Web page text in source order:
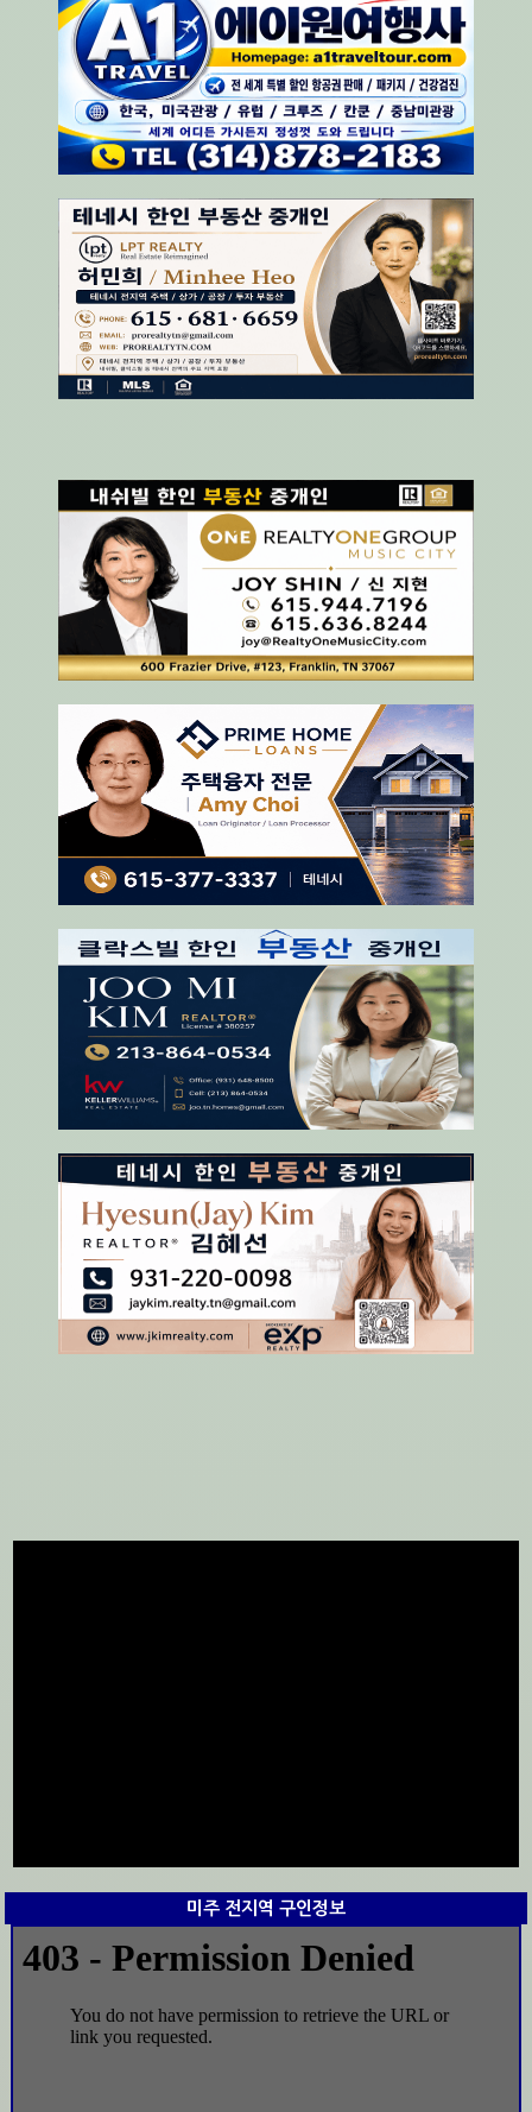
미주 전지역 구인정보